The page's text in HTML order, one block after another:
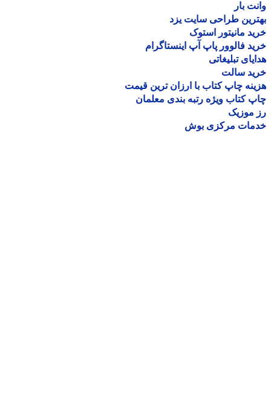
بار
طراحی سایت یزد
مانیتور استوک
فالوور پاپ آپ اینستاگرام
تبلیغاتی
سالت
چاپ کتاب با ارزان ترین قیمت
کتاب ویژه رتبه بندی معلمان
موزیک
مرکزی بوش